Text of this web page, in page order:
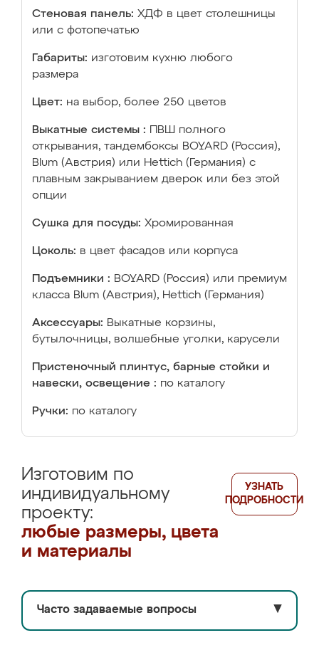
Стеновая панель: ХДФ в цвет столешницы
или с фотопечатью
Габариты: изготовим кухню любого
размера
Цвет: на выбор, более 250 цветов
Выкатные системы :
ПВШ полного
открывания, тандембоксы BOYARD (Россия),
Blum (Австрия) или Hettich (Германия) с
плавным закрыванием дверок или без этой
опции
Сушка для посуды: Хромированная
Цоколь: в цвет фасадов или корпуса
Подъемники : BOYARD (Россия) или премиум
класса Blum (Австрия), Hettich (Германия)
Аксессуары: Выкатные корзины,
бутылочницы, волшебные уголки, карусели
Пристеночный плинтус, барные стойки и
навески, освещение : по каталогу
Ручки: по каталогу
Изготовим по
индивидуальному
проекту:
любые размеры, цвета
и материалы
УЗНАТЬ
ПОДРОБНОСТИ
Часто задаваемые вопросы ▼